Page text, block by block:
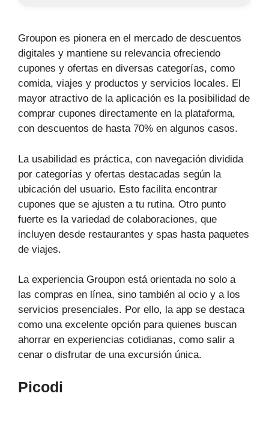
Groupon es pionera en el mercado de descuentos
digitales y mantiene su relevancia ofreciendo
cupones y ofertas en diversas categorías, como
comida, viajes y productos y servicios locales. El
mayor atractivo de la aplicación es la posibilidad de
comprar cupones directamente en la plataforma,
con descuentos de hasta 70% en algunos casos.
La usabilidad es práctica, con navegación dividida
por categorías y ofertas destacadas según la
ubicación del usuario. Esto facilita encontrar
cupones que se ajusten a tu rutina. Otro punto
fuerte es la variedad de colaboraciones, que
incluyen desde restaurantes y spas hasta paquetes
de viajes.
La experiencia Groupon está orientada no solo a
las compras en línea, sino también al ocio y a los
servicios presenciales. Por ello, la app se destaca
como una excelente opción para quienes buscan
ahorrar en experiencias cotidianas, como salir a
cenar o disfrutar de una excursión única.
Picodi